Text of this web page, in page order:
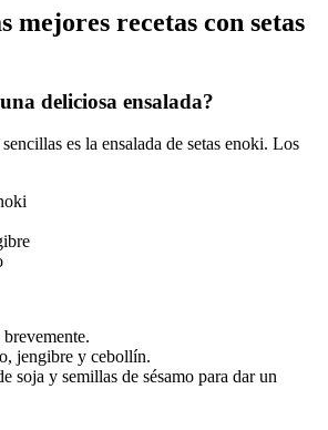
mejores recetas con setas
deliciosa ensalada?
es la ensalada de setas enoki. Los
brevemente.
jengibre y cebollín.
soja y semillas de sésamo para dar un